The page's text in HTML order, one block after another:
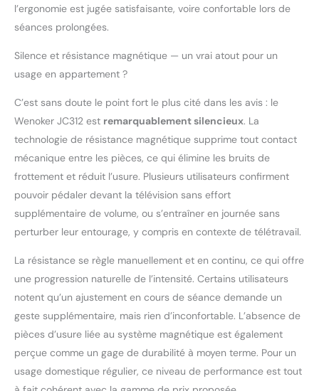
votre tablette pendant
différentes situations
plus de plaisir à vélo !
Hometrainer silencieux
et calme : Ce
hometrainer dispose
d'un volant moteur
robuste et d'un cadre
assure une stabilité
pendant l'entraînement.
L'entraînement par
et plus silencieux qu'un
entraînement par
chaîne et réduit le bruit
vous permet de l'utiliser
à la maison sans vous
soucier des
interférences. Structure
robuste et stable : le
l’ergonomie est jugée satisfaisante, voire confortable lors de
séances prolongées.
Silence et résistance magnétique — un vrai atout pour un
usage en appartement ?
C’est sans doute le point fort le plus cité dans les avis : le
Wenoker JC312 est remarquablement silencieux. La
technologie de résistance magnétique supprime tout contact
mécanique entre les pièces, ce qui élimine les bruits de
frottement et réduit l’usure. Plusieurs utilisateurs confirment
pouvoir pédaler devant la télévision sans effort
supplémentaire de volume, ou s’entraîner en journée sans
perturber leur entourage, y compris en contexte de télétravail.
La résistance se règle manuellement et en continu, ce qui offre
une progression naturelle de l’intensité. Certains utilisateurs
notent qu’un ajustement en cours de séance demande un
geste supplémentaire, mais rien d’inconfortable. L’absence de
pièces d’usure liée au système magnétique est également
perçue comme un gage de durabilité à moyen terme. Pour un
usage domestique régulier, ce niveau de performance est tout